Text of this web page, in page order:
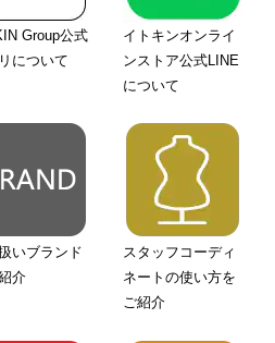
Group公式
について
イトキンオンライ
ンストア公式LINE
について
いブランド
介
スタッフコーディ
ネートの使い方を
ご紹介